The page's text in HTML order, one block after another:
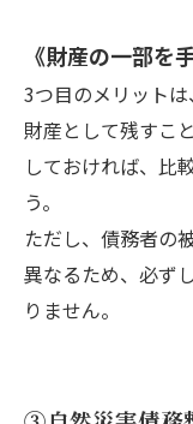
《財産の一部を
3つ目のメリット
財産として残すこ
しておければ、比
う。
ただし、債務者の
異なるため、必ず
りません。